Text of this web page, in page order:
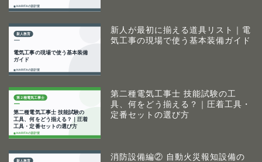
新人が最初に揃える道具リスト｜電
気工事の現場で使う基本装備ガイド
第二種電気工事士 技能試験の工
具、何をどう揃える？｜圧着工具・
定番セットの選び方
消防設備編② 自動火災報知設備の